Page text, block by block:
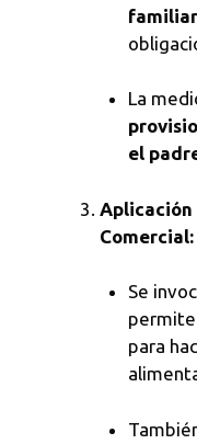
familiar
La
el
Aplicación
Comercial:
Se
para